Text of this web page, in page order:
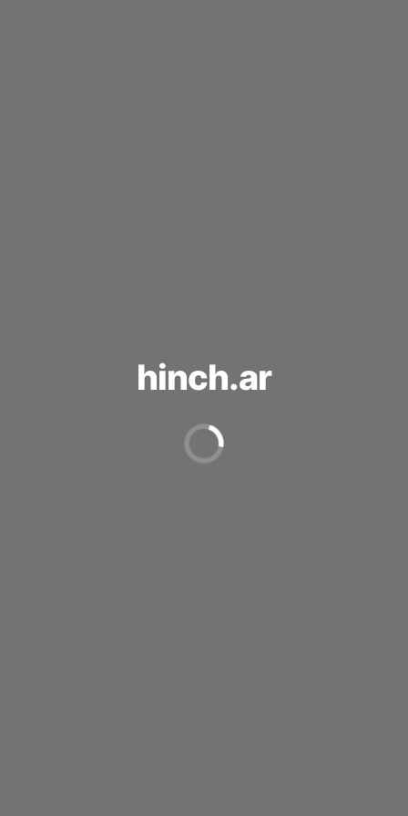
hinch.ar